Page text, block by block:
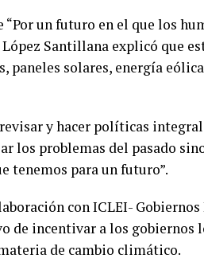
“Por un futuro en el que los
Santillana explicó que
paneles solares, energía
y hacer políticas
los problemas del pasado
tenemos para un futuro”.
con ICLEI-
de incentivar a los gobiernos
de cambio climático.